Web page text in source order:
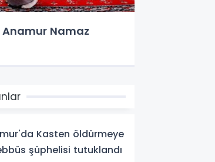
Namaz
Kasten öldürmeye
şüphelisi tutuklandı